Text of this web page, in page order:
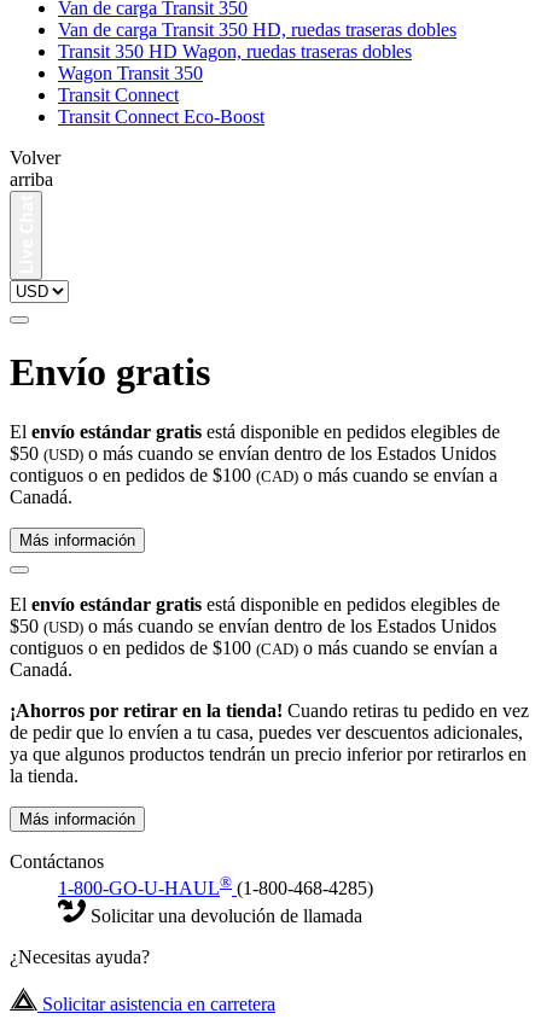
Van de carga Transit 350
Van de carga Transit 350 HD, ruedas traseras dobles
Transit 350 HD Wagon, ruedas traseras dobles
Wagon Transit 350
Transit Connect
Transit Connect Eco-Boost
Volver
arriba
Envío gratis
El envío estándar gratis está disponible en pedidos elegibles de
$50 (USD) o más cuando se envían dentro de los Estados Unidos
contiguos o en pedidos de $100 (CAD) o más cuando se envían a
Canadá.
Más información
El envío estándar gratis está disponible en pedidos elegibles de
$50 (USD) o más cuando se envían dentro de los Estados Unidos
contiguos o en pedidos de $100 (CAD) o más cuando se envían a
Canadá.
¡Ahorros por retirar en la tienda! Cuando retiras tu pedido en vez
de pedir que lo envíen a tu casa, puedes ver descuentos adicionales,
ya que algunos productos tendrán un precio inferior por retirarlos en
la tienda.
Más información
Contáctanos
1-800-GO-U-HAUL® (1-800-468-4285)
Solicitar una devolución de llamada
¿Necesitas ayuda?
Solicitar asistencia en carretera